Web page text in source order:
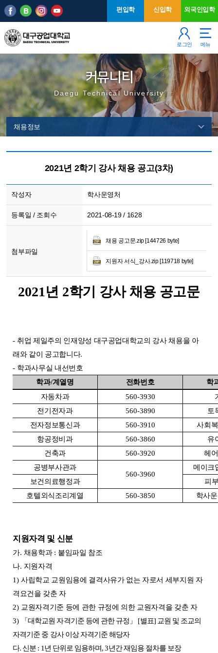
주메뉴
본문 바로가기
편입학 신입학 외국인입학
로그인 메뉴
커뮤니티
Daegu Technical University
채용정보
2021년 2학기 강사 채용 공고(3차)
작성자 학사운영처
등록일 / 조회수 2021-08-19 / 1628
첨부파일
채용 공고문.zip [144726 byte]
지원자 서식_강사.zip [119718 byte]
2021년 2학기 강사 채용 공고문
- 취업 제일주의 인재양성 대구공업대학교의 강사 채용을 아
래와 같이 공고합니다.
- 학과사무실 내선번호
학과/계열명 전화번호
학
자동차과
560-3930
전기전자과
560-3890
토
전자정보통신과
560-3910
사회
항공정비과
560-3860
유
건축과
560-3920
헤
공병부사관과
560-3960
메이크
보건의료행정과
피
호텔외식조리계열
560-3850 학사
지원자격 및 신분
가. 채용학과 : 붙임파일 참조
나. 지원자격
1)사립학교 교원임용에 결격사유가 없는 자로서 세부지원 자
격요건을 갖춘 자
2) 교원자격기준 등에 관한 규정에 의한 교원자격을 갖춘 자
3)
「대학교원 자격기준 등에 관한 규정 」 [별표] 교원 및 조교의
자격기준 중 강사 이상 자격기준 해당자
다. 신분 : 1년 단위로 임용하며, 3년간 재임용 절차를 보장